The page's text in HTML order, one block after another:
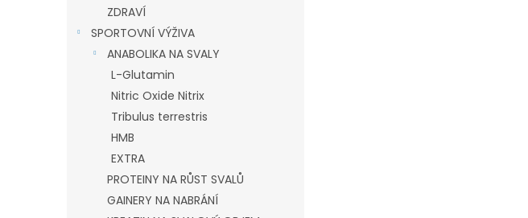
ZDRAVÍ
SPORTOVNÍ VÝŽIVA
ANABOLIKA NA SVALY
L-Glutamin
Nitric Oxide Nitrix
Tribulus terrestris
HMB
EXTRA
PROTEINY NA RŮST SVALŮ
GAINERY NA NABRÁNÍ